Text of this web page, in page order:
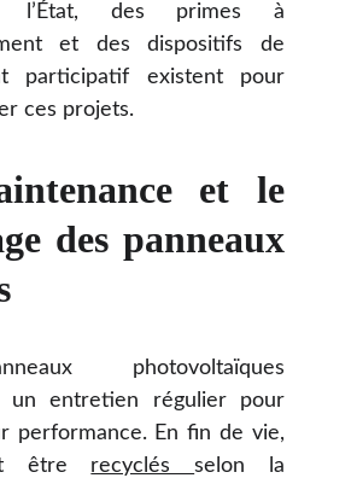
l’État, des primes à
et des dispositifs de
participatif existent pour
ces projets.
et le
des panneaux
photovoltaïques
un entretien régulier pour
performance. En fin de vie,
être recyclésselon la